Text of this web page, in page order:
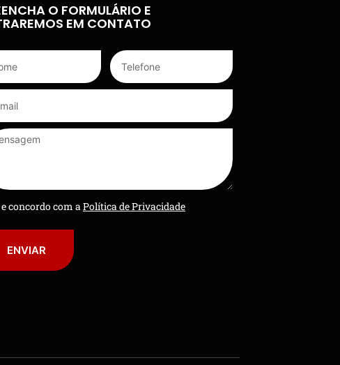
O FORMULÁRIO E
EM CONTATO
concordo com aPolítica de Privacidade
ENVIAR